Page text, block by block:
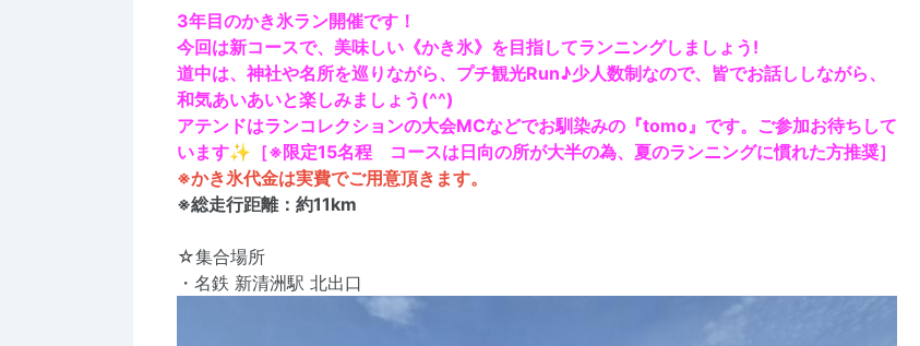
3年目のかき氷ラン開催です！
今回は新コースで、美味しい《かき氷》を目指してランニングしましょう!
道中は、神社や名所を巡りながら、プチ観光Run♪少人数制なので、皆でお話ししながら、
和気あいあいと楽しみましょう(^^)
アテンドはランコレクションの大会MCなどでお馴染みの『tomo』です。ご参加お待ちして
います✨［※限定15名程 コースは日向の所が大半の為、夏のランニングに慣れた方推奨］
※かき氷代金は実費でご用意頂きます。
※総走行距離：約11km
☆集合場所
・名鉄 新清洲駅 北出口